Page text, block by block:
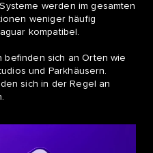
werden im gesamten
weniger häufig
kompatibel.
befinden sich an Orten wie
und Parkhäusern.
sich in der Regel an